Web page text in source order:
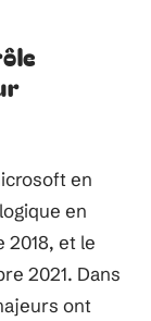
en
en
2018, et le
2021. Dans
ont